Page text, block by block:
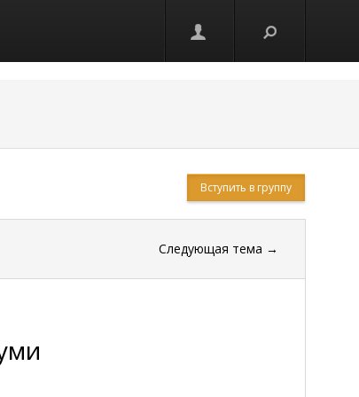
Вступить в группу
Следующая тема →